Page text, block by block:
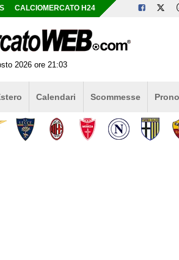
CALCIOMERCATO H24
2026 ore 21:03
Calendari Scommesse